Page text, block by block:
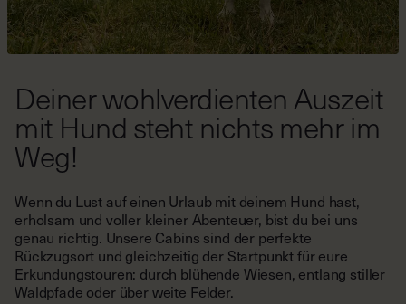
Deiner wohlverdienten Auszeit
mit Hund steht nichts mehr im
Weg!
Wenn du Lust auf einen Urlaub mit deinem Hund hast,
erholsam und voller kleiner Abenteuer, bist du bei uns
genau richtig. Unsere Cabins sind der perfekte
Rückzugsort und gleichzeitig der Startpunkt für eure
Erkundungstouren: durch blühende Wiesen, entlang stiller
Waldpfade oder über weite Felder.